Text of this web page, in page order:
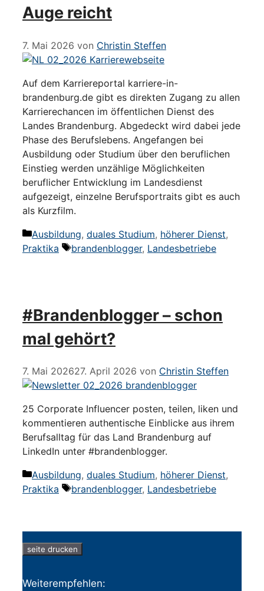
Auge reicht
7. Mai 2026 von Christin Steffen
Auf dem Karriereportal karriere-in-
brandenburg.de gibt es direkten Zugang zu allen
Karrierechancen im öffentlichen Dienst des
Landes Brandenburg. Abgedeckt wird dabei jede
Phase des Berufslebens. Angefangen bei
Ausbildung oder Studium über den beruflichen
Einstieg werden unzählige Möglichkeiten
beruflicher Entwicklung im Landesdienst
aufgezeigt, einzelne Berufsportraits gibt es auch
als Kurzfilm.
Kategorien
Ausbildung, duales Studium, höherer Dienst,
Praktika
Schlagwörter
brandenblogger, Landesbetriebe
#Brandenblogger – schon
mal gehört?
7. Mai 202627. April 2026 von Christin Steffen
25 Corporate Influencer posten, teilen, liken und
kommentieren authentische Einblicke aus ihrem
Berufsalltag für das Land Brandenburg auf
LinkedIn unter #brandenblogger.
Kategorien
Ausbildung, duales Studium, höherer Dienst,
Praktika
Schlagwörter
brandenblogger, Landesbetriebe
seite drucken
Weiterempfehlen: